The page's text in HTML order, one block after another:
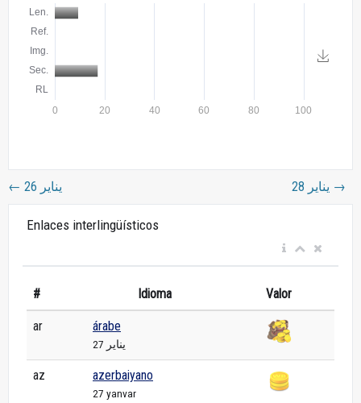
← 26 يناير →
Enlaces interlingüísticos
# Idioma Valor
ar árabe
27 يناير
az azerbaiyano
27 yanvar